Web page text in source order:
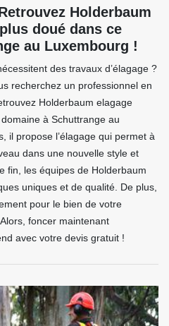
Holderbaum
doué dans ce
au Luxembourg !
des travaux d’élagage ?
recherchez un professionnel en
Holderbaum elagage
à Schuttrange au
il propose l’élagage qui permet à
dans une nouvelle style et
fin, les équipes de Holderbaum
uniques et de qualité. De plus,
pour le bien de votre
foncer maintenant
avec votre devis gratuit !